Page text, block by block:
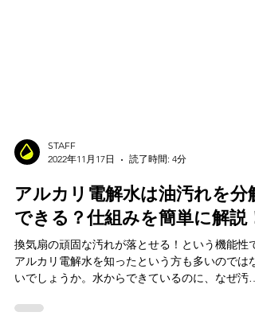
STAFF
2022年11月17日
読了時間: 4分
アルカリ電解水は油汚れを分解
できる？仕組みを簡単に解説！
換気扇の頑固な汚れが落とせる！という機能性で